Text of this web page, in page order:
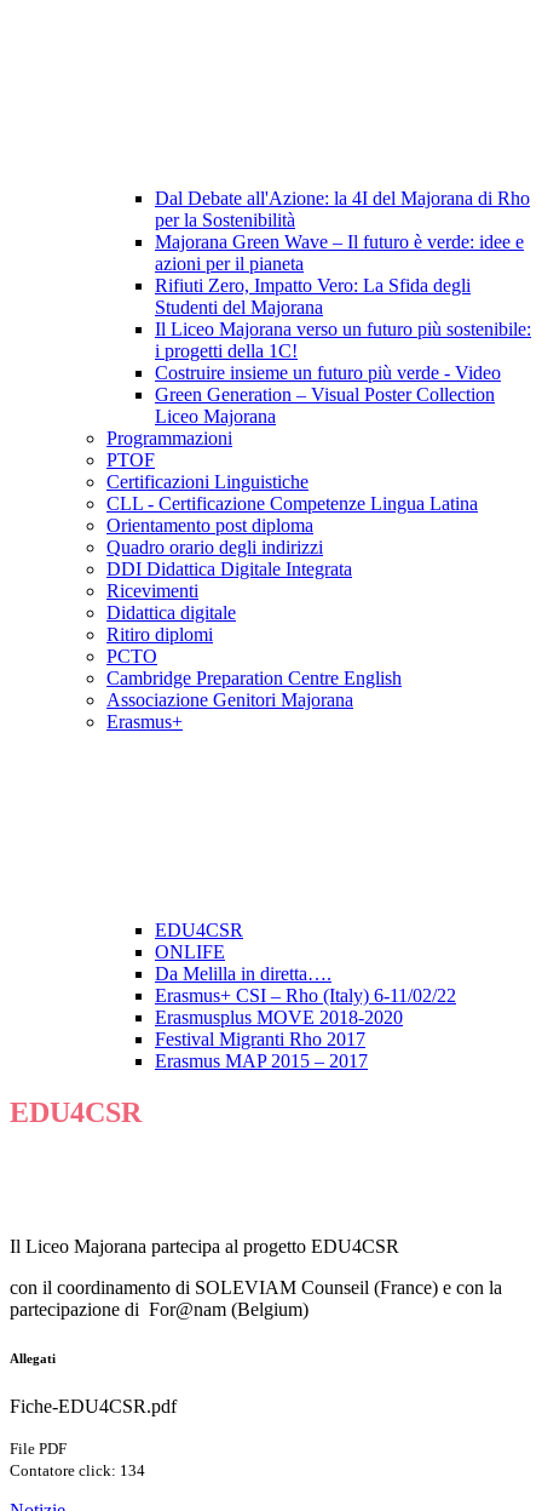
Dal Debate all'Azione: la 4I del Majorana di Rho
per la Sostenibilità
Majorana Green Wave – Il futuro è verde: idee e
azioni per il pianeta
Rifiuti Zero, Impatto Vero: La Sfida degli
Studenti del Majorana
Il Liceo Majorana verso un futuro più sostenibile:
i progetti della 1C!
Costruire insieme un futuro più verde - Video
Green Generation – Visual Poster Collection
Liceo Majorana
Programmazioni
PTOF
Certificazioni Linguistiche
CLL - Certificazione Competenze Lingua Latina
Orientamento post diploma
Quadro orario degli indirizzi
DDI Didattica Digitale Integrata
Ricevimenti
Didattica digitale
Ritiro diplomi
PCTO
Cambridge Preparation Centre English
Associazione Genitori Majorana
Erasmus+
EDU4CSR
ONLIFE
Da Melilla in diretta….
Erasmus+ CSI – Rho (Italy) 6-11/02/22
Erasmusplus MOVE 2018-2020
Festival Migranti Rho 2017
Erasmus MAP 2015 – 2017
EDU4CSR
Il Liceo Majorana partecipa al progetto EDU4CSR
con il coordinamento di SOLEVIAM Counseil (France) e con la
partecipazione di For@nam (Belgium)
Allegati
Fiche-EDU4CSR.pdf
File PDF
Contatore click: 134